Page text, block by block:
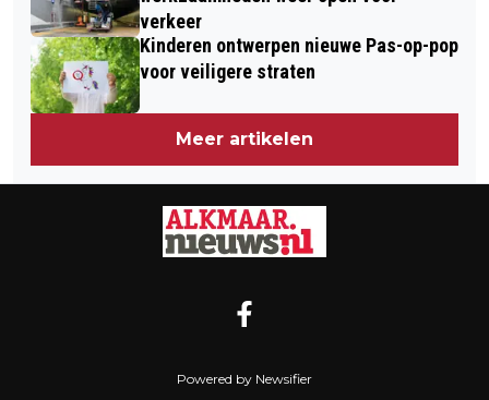
verkeer
Kinderen ontwerpen nieuwe Pas-op-pop
voor veiligere straten
Meer artikelen
Powered by Newsifier